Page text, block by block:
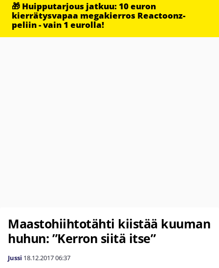
🎁 Huipputarjous jatkuu: 10 euron
kierrätysvapaa megakierros Reactoonz-
peliin - vain 1 eurolla!
Maastohiihtotähti kiistää kuuman
huhun: ”Kerron siitä itse”
Jussi 18.12.201706:37